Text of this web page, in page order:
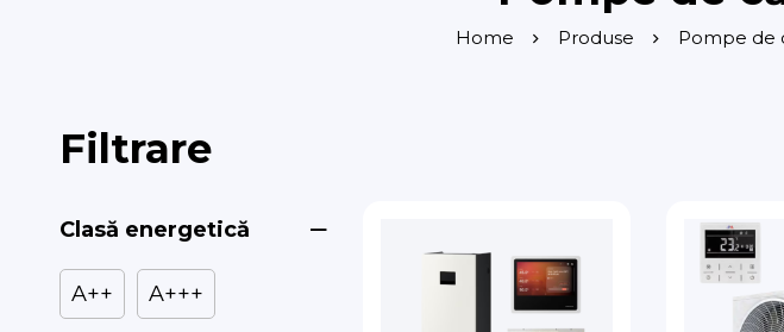
Home Produse Pompe de
Filtrare
Clasă energetică
A++ A+++